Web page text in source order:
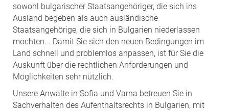
sowohl bulgarischer Staatsangehöriger, die sich ins
Ausland begeben als auch ausländische
Staatsangehörige, die sich in Bulgarien niederlassen
möchten. . Damit Sie sich den neuen Bedingungen im
Land schnell und problemlos anpassen, ist für Sie die
Auskunft über die rechtlichen Anforderungen und
Möglichkeiten sehr nützlich.
Unsere Anwälte in Sofia und Varna betreuen Sie in
Sachverhalten des Aufenthaltsrechts in Bulgarien, mit